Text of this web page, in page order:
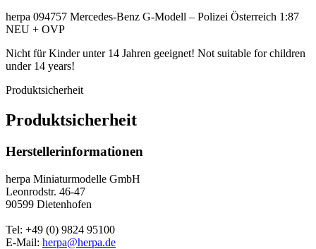
herpa 094757 Mercedes-Benz G-Modell – Polizei Österreich 1:87
NEU + OVP
Nicht für Kinder unter 14 Jahren geeignet! Not suitable for children
under 14 years!
Produktsicherheit
Produktsicherheit
Herstellerinformationen
herpa Miniaturmodelle GmbH
Leonrodstr. 46-47
90599 Dietenhofen
Tel: +49 (0) 9824 95100
E-Mail: herpa@herpa.de